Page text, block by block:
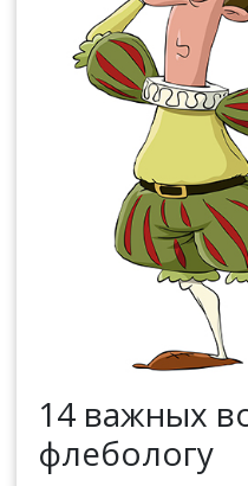
14 важных
флебологу